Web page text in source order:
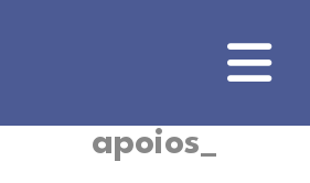
apoios